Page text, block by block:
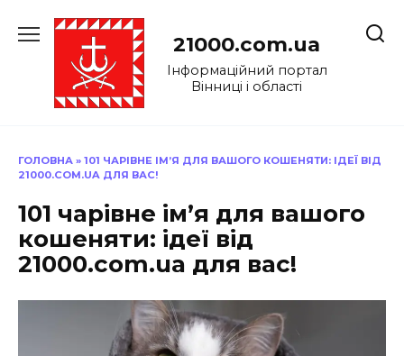
до
21000.com.ua
Інформаційний портал
Вінниці і області
ГОЛОВНА » 101 ЧАРІВНЕ ІМ’Я ДЛЯ ВАШОГО КОШЕНЯТИ: ІДЕЇ ВІД
21000.COM.UA ДЛЯ ВАС!
101 чарівне ім’я для вашого
кошеняти: ідеї від
21000.com.ua для вас!